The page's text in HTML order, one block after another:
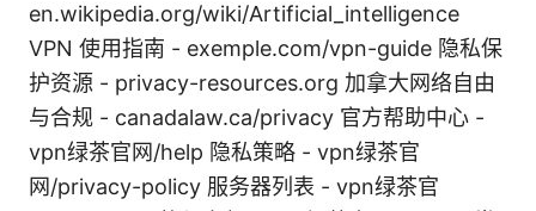
en.wikipedia.org/wiki/Artificial_intelligence
VPN 使用指南 - exemple.com/vpn-guide 隐私保
护资源 - privacy-resources.org 加拿大网络自由
与合规 - canadalaw.ca/privacy 官方帮助中心 -
vpn绿茶官网/help 隐私策略 - vpn绿茶官
网/privacy-policy 服务器列表 - vpn绿茶官